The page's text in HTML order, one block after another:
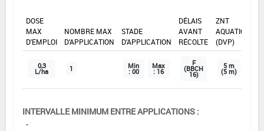
DOSE
MAX
D'EMPLOI
NOMBRE MAX
D'APPLICATION
STADE
D'APPLICATION
DÉLAIS
AVANT
RÉCOLTE
ZNT
AQUATIQUE
(DVP)
0,3
L/ha 1 Min
: 00
Max
: 16
F
(BBCH
16)
5 m
(5 m)
INTERVALLE MINIMUM ENTRE APPLICATIONS :
-